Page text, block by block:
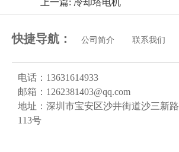
快捷导航： 公司简介 联系我们
电话：13631614933
邮箱：1262381403@qq.com
地址：深圳市宝安区沙井街道沙三新路
113号